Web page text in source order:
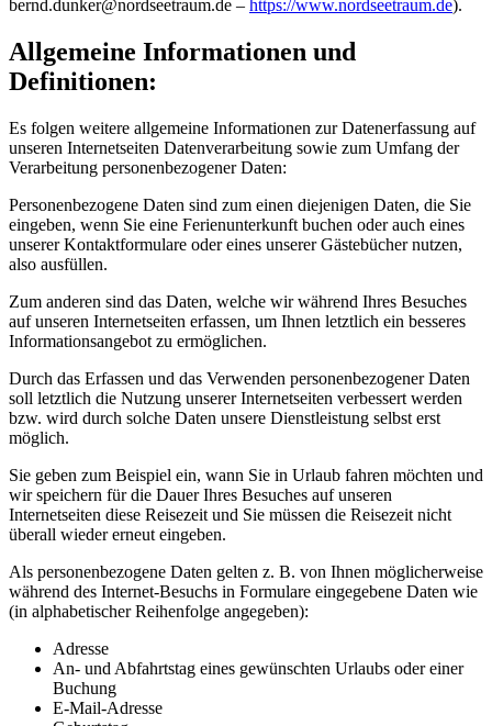
bernd.dunker@nordseetraum.de – https://www.nordseetraum.de).
Allgemeine Informationen und
Definitionen:
Es folgen weitere allgemeine Informationen zur Datenerfassung auf
unseren Internetseiten Datenverarbeitung sowie zum Umfang der
Verarbeitung personenbezogener Daten:
Personenbezogene Daten sind zum einen diejenigen Daten, die Sie
eingeben, wenn Sie eine Ferienunterkunft buchen oder auch eines
unserer Kontaktformulare oder eines unserer Gästebücher nutzen,
also ausfüllen.
Zum anderen sind das Daten, welche wir während Ihres Besuches
auf unseren Internetseiten erfassen, um Ihnen letztlich ein besseres
Informationsangebot zu ermöglichen.
Durch das Erfassen und das Verwenden personenbezogener Daten
soll letztlich die Nutzung unserer Internetseiten verbessert werden
bzw. wird durch solche Daten unsere Dienstleistung selbst erst
möglich.
Sie geben zum Beispiel ein, wann Sie in Urlaub fahren möchten und
wir speichern für die Dauer Ihres Besuches auf unseren
Internetseiten diese Reisezeit und Sie müssen die Reisezeit nicht
überall wieder erneut eingeben.
Als personenbezogene Daten gelten z. B. von Ihnen möglicherweise
während des Internet-Besuchs in Formulare eingegebene Daten wie
(in alphabetischer Reihenfolge angegeben):
Adresse
An- und Abfahrtstag eines gewünschten Urlaubs oder einer
Buchung
E-Mail-Adresse